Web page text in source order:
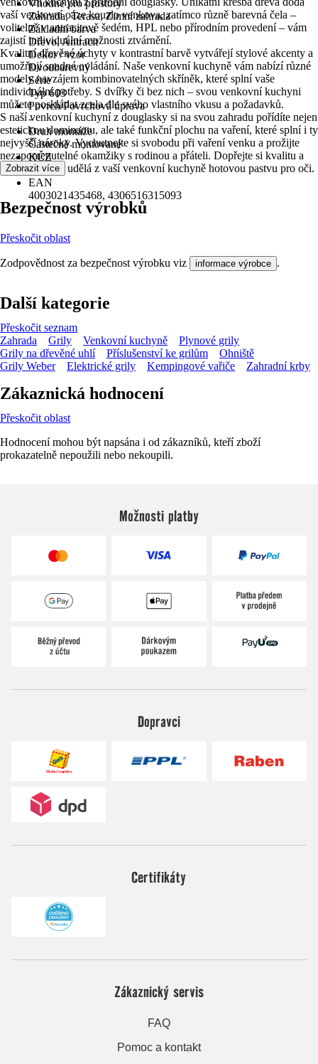
Vhodné pro prostory
Zahrada, Terasa, Zimní zahrada
Základní barva
Dřevo, Antracit
Dekor / vzor
Dvoubarevný
Série
Typ 603
Povrch/Povrchová úprava
-
Druh montáže
Částečně montované
KČZ
A6HR
EAN
4003021435468, 4306516315093
vaší venkovní oáze kouzlo venkova, zatímco různě barevná čela –
volitelně v antracitově šedém, HPL nebo přírodním provedení – vám
zajistí individuální možnosti ztvárnění.
Kvalitní dřevěné úchyty v kontrastní barvě vytvářejí stylové akcenty a
umožňují snadné ovládání. Naše venkovní kuchyně vám nabízí různé
modely navzájem kombinovatelných skříněk, které splní vaše
individuální potřeby. S dvířky či bez nich – svou venkovní kuchyni
můžete poskládat zcela dle svého vlastního vkusu a požadavků.
S naší venkovní kuchyní z douglasky si na svou zahradu pořídíte nejen
estetickou dominantu, ale také funkční plochu na vaření, které splní i ty
nejvyšší nároky. Vychutnejte si svobodu při vaření venku a prožijte
nezapomenutelné okamžiky s rodinou a přáteli. Dopřejte si kvalitu a
eleganci, která udělá z vaší venkovní kuchyně hotovou pastvu pro oči.
Zobrazit více
Bezpečnost výrobků
Přeskočit oblast
Zodpovědnost za bezpečnost výrobku viz informace výrobce .
Další kategorie
Přeskočit seznam
Zahrada
Grily Venkovní kuchyně
Plynové grily
Grily na dřevěné uhlí
Příslušenství ke grilům
Ohniště
Grily Weber
Elektrické grily Kempingové vařiče Zahradní krby
Zákaznická hodnocení
Přeskočit oblast
Hodnocení mohou být napsána i od zákazníků, kteří zboží
prokazatelně nepoužili nebo nekoupili.
Možnosti platby
Dopravci
Certifikáty
Zákaznický servis
FAQ
Pomoc a kontakt